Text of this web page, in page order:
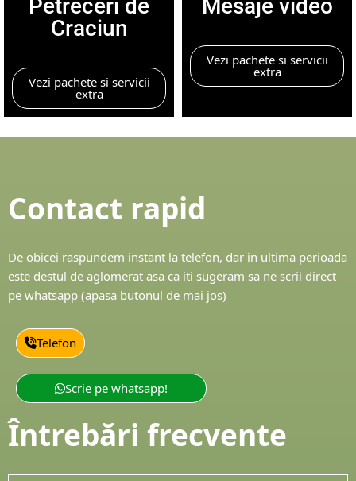
Petreceri de
Craciun
Vezi pachete si servicii
extra
Mesaje video
Vezi pachete si servicii
extra
Contact rapid
De obicei raspundem instant la telefon, dar in ultima perioada
este destul de aglomerat asa ca iti sugeram sa ne scrii direct
pe whatsapp (apasa butonul de mai jos)
Telefon
Scrie pe whatsapp!
Întrebări frecvente